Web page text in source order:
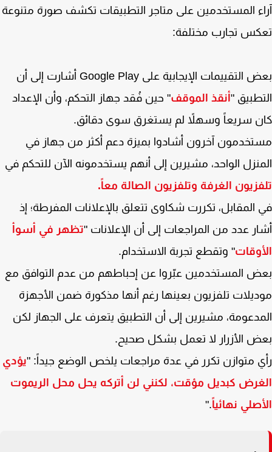
المستخدمين على متاجر التطبيقات تكشف صورة متنوعة
تجارب مختلفة:
بعض التقييمات الإيجابية على Google Play أشارت إلى أن
"أنقذ الموقف" حين فُقد جهاز التحكم، وأن الإعداد
سريعاً وسهلاً لم يستغرق سوى دقائق.
آخرون أشادوا بميزة دعم أكثر من جهاز في
الواحد، مشيرين إلى أنهم يستخدمونه الآن للتحكم في
الغرفة وتلفزيون الصالة معاً.
تكررت شكاوى تتعلق بالإعلانات المفرطة؛ إذ
عدد من المراجعات إلى أن الإعلانات "تظهر في أسوأ
" وتقطع تجربة الاستخدام.
المستخدمين عبّروا عن إحباطهم من عدم التوافق مع
تلفزيون بعينها رغم أنها مذكورة ضمن الأجهزة
مشيرين إلى أن التطبيق يتعرف على الجهاز لكن
الأزرار لا تعمل بشكل صحيح.
متوازن تكرر في عدة مراجعات يلخص الوضع جيداً: "يؤدي
كبديل مؤقت، لكنني لن أتركه يحل محل الريموت
نهائياً."